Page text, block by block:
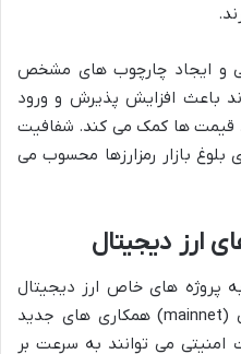
و ایجاد چارچوب های مشخص
باعث افزایش پذیرش و ورود
قیمت ها کمک می کند. شفافیت
بلوغ بازار رمزارزها محسوب می
ارز دیجیتال
پروژه های خاص ارز دیجیتال
مانند راه اندازی شبکه های اصلی (mainnet) همکاری های جدید
می توانند به سرعت بر